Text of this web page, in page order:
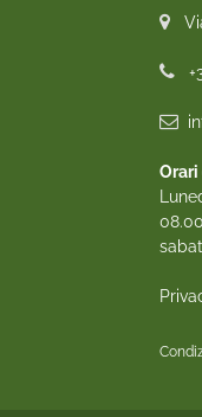
Orari